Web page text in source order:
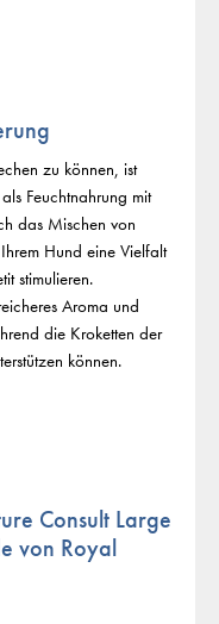
zu können, ist
Feuchtnahrung mit
das Mischen von
Hund eine Vielfalt
stimulieren.
Aroma und
die Kroketten der
können.
Consult Large
von Royal